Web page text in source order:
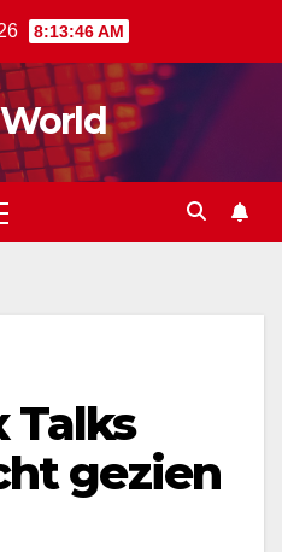
8:13:47 AM
Talks
gezien